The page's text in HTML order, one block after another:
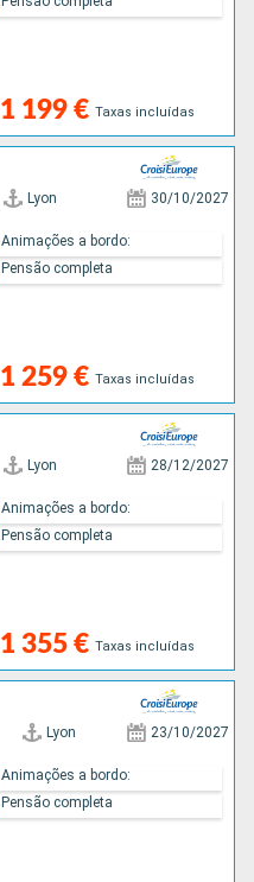
1 199 € Taxas incluídas
Lyon 30/10/2027
1 259 € Taxas incluídas
Animações a bordo:
Pensão completa
Lyon 28/12/2027
1 355 € Taxas incluídas
Animações a bordo:
Pensão completa
Lyon 23/10/2027
Animações a bordo:
Pensão completa